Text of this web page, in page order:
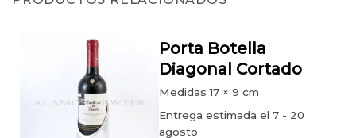
Porta Botella
Diagonal Cortado
Medidas17 × 9 cm
Entrega estimada el 7 - 20
agosto